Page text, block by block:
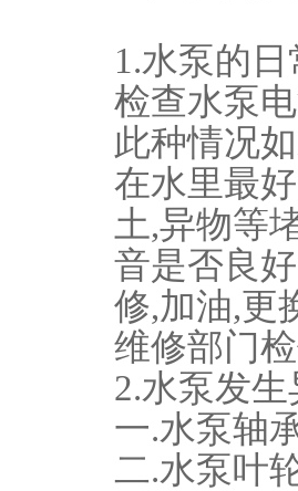
1.水泵的
检查水泵
此种情况
在水里最
土,异物等
音是否良
修,加油,更
维修部门
2.水泵发
一.水泵轴
二.水泵叶